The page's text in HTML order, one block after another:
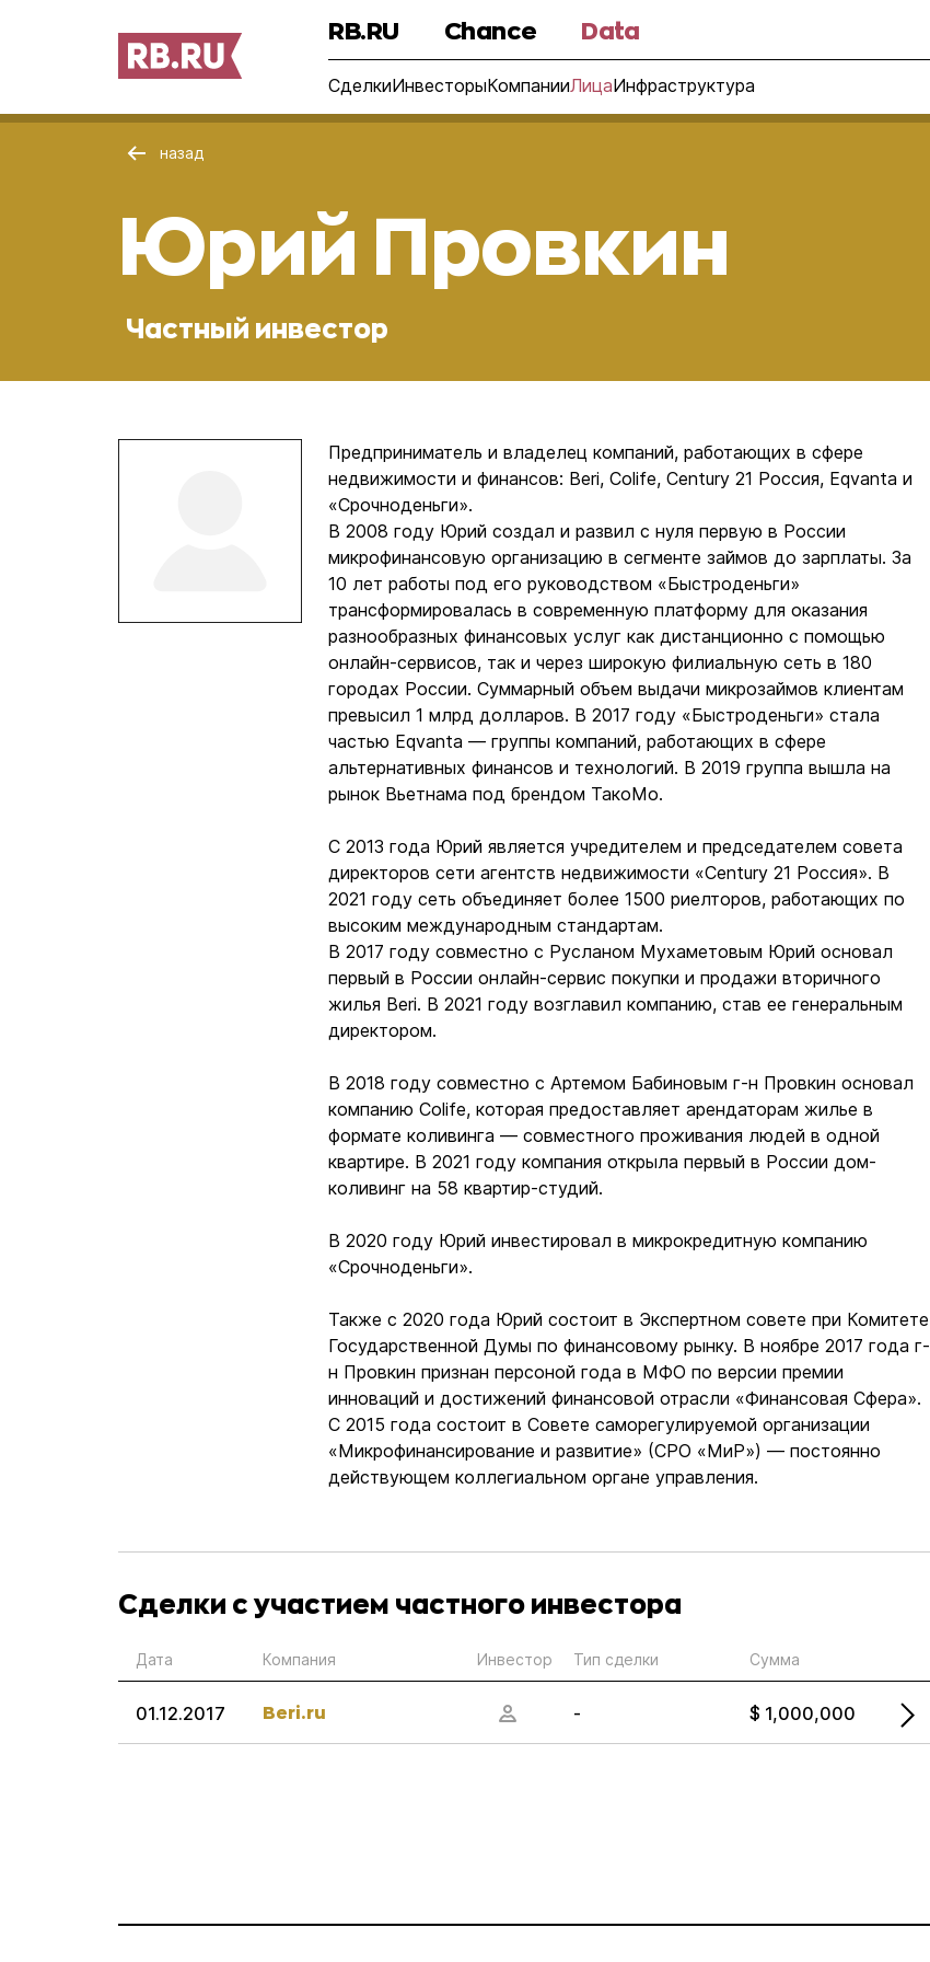
RB.RU Chance Data
СделкиИнвесторыКомпанииЛицаИнфраструктура
назад
Юрий Провкин
Частный инвестор
Предприниматель и владелец компаний, работающих в сфере
недвижимости и финансов: Beri, Colife, Century 21 Россия, Eqvanta и
«Срочноденьги».
В 2008 году Юрий создал и развил с нуля первую в России
микрофинансовую организацию в сегменте займов до зарплаты. За
10 лет работы под его руководством «Быстроденьги»
трансформировалась в современную платформу для оказания
разнообразных финансовых услуг как дистанционно с помощью
онлайн-сервисов, так и через широкую филиальную сеть в 180
городах России. Суммарный объем выдачи микрозаймов клиентам
превысил 1 млрд долларов. В 2017 году «Быстроденьги» стала
частью Eqvanta — группы компаний, работающих в сфере
альтернативных финансов и технологий. В 2019 группа вышла на
рынок Вьетнама под брендом ТакоМо.
С 2013 года Юрий является учредителем и председателем совета
директоров сети агентств недвижимости «Century 21 Россия». В
2021 году сеть объединяет более 1500 риелторов, работающих по
высоким международным стандартам.
В 2017 году совместно с Русланом Мухаметовым Юрий основал
первый в России онлайн-сервис покупки и продажи вторичного
жилья Beri. В 2021 году возглавил компанию, став ее генеральным
директором.
В 2018 году совместно с Артемом Бабиновым г-н Провкин основал
компанию Colife, которая предоставляет арендаторам жилье в
формате коливинга — совместного проживания людей в одной
квартире. В 2021 году компания открыла первый в России дом-
коливинг на 58 квартир-студий.
В 2020 году Юрий инвестировал в микрокредитную компанию
«Срочноденьги».
Также с 2020 года Юрий состоит в Экспертном совете при Комитете
Государственной Думы по финансовому рынку. В ноябре 2017 года г-
н Провкин признан персоной года в МФО по версии премии
инноваций и достижений финансовой отрасли «Финансовая Сфера».
C 2015 года состоит в Совете саморегулируемой организации
«Микрофинансирование и развитие» (СРО «МиР») — постоянно
действующем коллегиальном органе управления.
Сделки с участием частного инвестора
Дата Компания Инвестор Тип сделки Сумма
01.12.2017 Beri.ru - $ 1,000,000